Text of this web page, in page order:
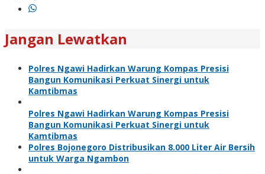
Jangan Lewatkan
Polres Ngawi Hadirkan Warung Kompas Presisi
Bangun Komunikasi Perkuat Sinergi untuk
Kamtibmas
Polres Ngawi Hadirkan Warung Kompas Presisi
Bangun Komunikasi Perkuat Sinergi untuk
Kamtibmas
Polres Bojonegoro Distribusikan 8.000 Liter Air Bersih
untuk Warga Ngambon